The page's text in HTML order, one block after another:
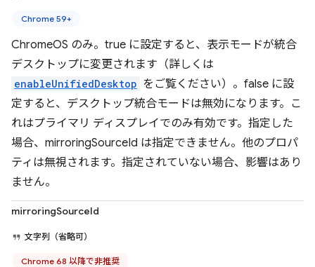
Chrome 59+
ChromeOS のみ。true に設定すると、表示モードが統合
デスクトップに変更されます（詳しくは
enableUnifiedDesktop をご覧ください）。false に設
定すると、デスクトップ統合モードは無効になります。こ
れはプライマリ ディスプレイでのみ有効です。指定した
場合、mirroringSourceId は指定できません。他のプロパ
ティは無視されます。指定されていない場合、影響はあり
ません。
mirroringSourceId
文字列（省略可）
Chrome 68 以降で非推奨